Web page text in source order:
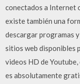
conectados a Internet
existe también una
descargar programas
sitios web disponibles
videos HD de
es absolutamente